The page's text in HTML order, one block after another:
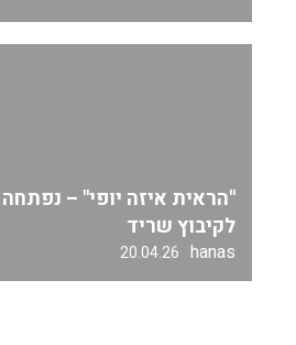
"הראית איזה יופי" –
לקיבוץ שריד
hanas
20.04.26